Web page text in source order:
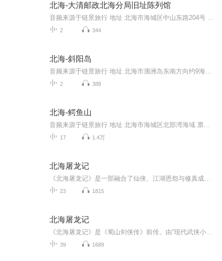
北海-大清邮政北海分局旧址陈列馆
2 344
北海-斜阳岛
2 388
北海-鳄鱼山
17 1.4万
北海屠龙记
23 1815
北海屠龙记
39 1689